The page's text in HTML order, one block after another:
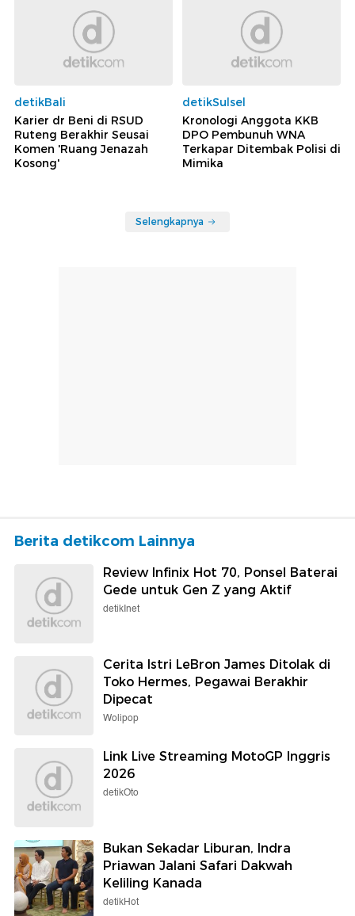
detikBali
Karier dr Beni di RSUD
Ruteng Berakhir Seusai
Komen 'Ruang Jenazah
Kosong'
detikSulsel
Kronologi Anggota KKB
DPO Pembunuh WNA
Terkapar Ditembak Polisi di
Mimika
Selengkapnya
Berita detikcom Lainnya
Review Infinix Hot 70, Ponsel Baterai
Gede untuk Gen Z yang Aktif
detikInet
Cerita Istri LeBron James Ditolak di
Toko Hermes, Pegawai Berakhir
Dipecat
Wolipop
Link Live Streaming MotoGP Inggris
2026
detikOto
Bukan Sekadar Liburan, Indra
Priawan Jalani Safari Dakwah
Keliling Kanada
detikHot